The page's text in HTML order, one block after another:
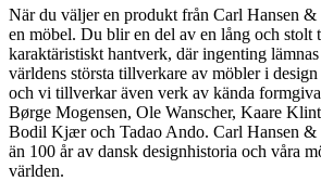
När du väljer en produkt från Carl Hansen &
en möbel. Du blir en del av en lång och stolt
karaktäristiskt hantverk, där ingenting
världens största tillverkare av möbler i
och vi tillverkar även verk av kända
Børge Mogensen, Ole Wanscher, Kaare
Bodil Kjær och Tadao Ando. Carl Hansen &
än 100 år av dansk designhistoria och våra
världen.